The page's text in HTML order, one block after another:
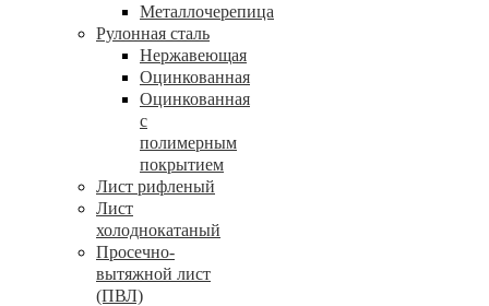
Металлочерепица
Рулонная сталь
Нержавеющая
Оцинкованная
Оцинкованная
с
полимерным
покрытием
Лист рифленый
Лист
холоднокатаный
Просечно-
вытяжной лист
(ПВЛ)